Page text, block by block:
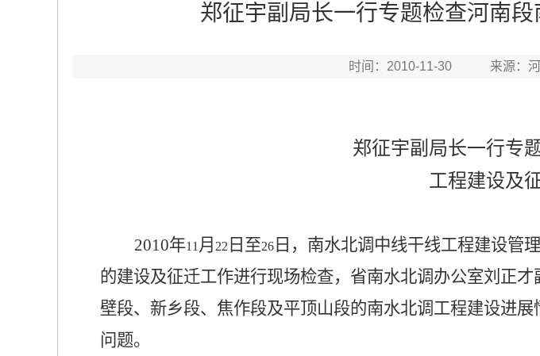
郑征宇副局长一行专题检查河南
时间：2010-11-30 来源：
郑征宇副局长一行专
工程建设及
2010年11 月 22日 至26日，南水北调中线干线工程建设管
的建设及征迁工作进行现场检查，省南水北调办公室刘正
壁段、新乡段、焦作段及平顶山段的南水北调工程建设进
问题。